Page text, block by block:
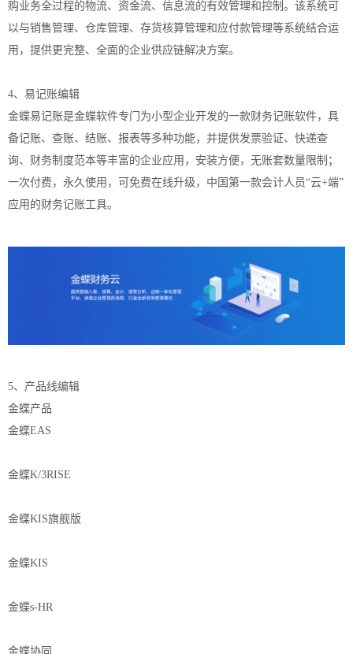
购业务全过程的物流、资金流、信息流的有效管理和控制。该系统可
以与销售管理、仓库管理、存货核算管理和应付款管理等系统结合运
用，提供更完整、全面的企业供应链解决方案。
4、易记账编辑
金蝶易记账是金蝶软件专门为小型企业开发的一款财务记账软件，具
备记账、查账、结账、报表等多种功能，并提供发票验证、快递查
询、财务制度范本等丰富的企业应用，安装方便，无账套数量限制；
一次付费，永久使用，可免费在线升级，中国第一款会计人员“云+端”
应用的财务记账工具。
5、产品线编辑
金蝶产品
金蝶EAS
金蝶K/3RISE
金蝶KIS旗舰版
金蝶KIS
金蝶s-HR
金蝶协同